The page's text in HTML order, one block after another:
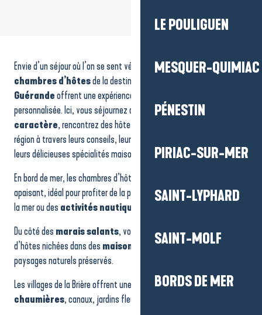
LE POULIGUEN
MESQUER-QUIMIAC
PÉNESTIN
PIRIAC-SUR-MER
SAINT-LYPHARD
SAINT-MOLF
BORDS DE MER
Au Beau Jardin Fleuri
Chez Mme Brasselet
La Guérandière
Villa La Ruche
L'Embellie
Le Moulin de Beaulieu
Fresanely - Chez Mme Drouet
Chez Lilette
La Marée Hôtes
Envie d’un séjour où l’on se sent véritablement accueilli ? Les
chambres d’hôtesde la destination
Guérandeoffrent une expérience
personnalisée. Ici, vous séjournez dans desmaisons de
caractère, rencontrez des hôtes passionnés et découvrez la
région à travers leurs conseils, leurs bonnes adresses et souvent…
leurs délicieuses spécialités maison.
En bord de mer, les chambres d’hôtes proposent un cadre lumineux et
apaisant, idéal pour profiter de la plage, desbaladessur le long de
la mer ou des activités nautiques
Du côté des marais salants, vous trouverez des chambres
d’hôtes nichées dans des maisons typiquesou dans des
paysages naturels préservés.
Les villages de la Brière offrent une ambiance encore différente :
chaumières, canaux, jardins fleuris et